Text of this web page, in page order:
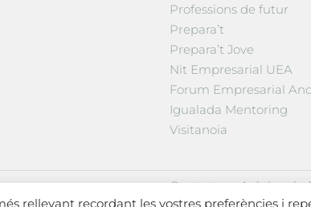
Professions de futur
Prepara’t
Prepara’t Jove
Nit Empresarial UEA
Forum Empresarial
Igualada Mentoring
Visitanoia
Contactar·Avís legal·
rellevant recordant les vostres preferències i